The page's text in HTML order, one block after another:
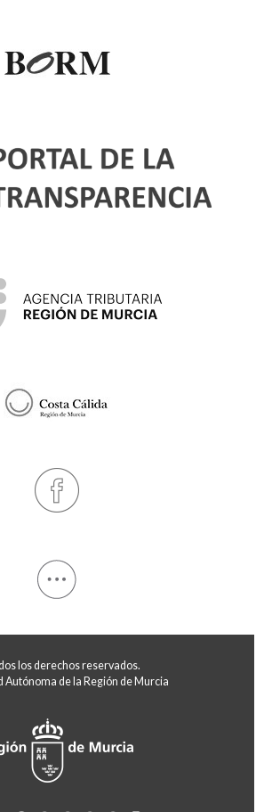
los derechos reservados.
Autónoma de la Región de Murcia